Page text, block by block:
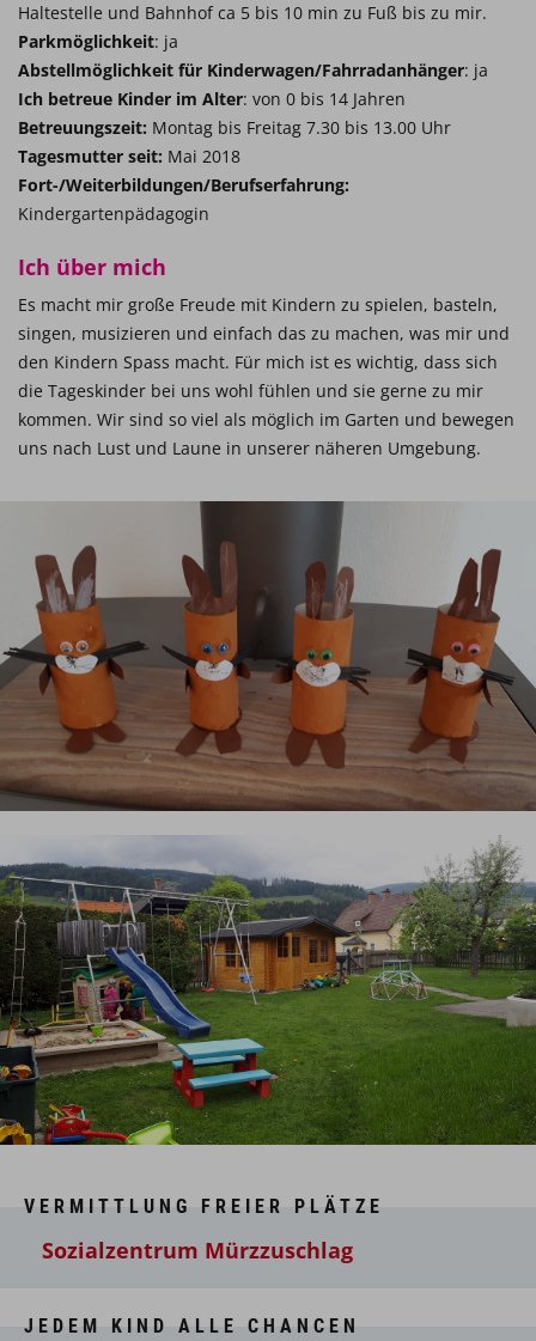
Haltestelle und Bahnhof ca 5 bis 10 min zu Fuß bis zu mir.
Parkmöglichkeit: ja
Abstellmöglichkeit für Kinderwagen/Fahrradanhänger: ja
Ich betreue Kinder im Alter: von 0 bis 14 Jahren
Betreuungszeit: Montag bis Freitag 7.30 bis 13.00 Uhr
Tagesmutter seit: Mai 2018
Fort-/Weiterbildungen/Berufserfahrung:
Kindergartenpädagogin
Ich über mich
Es macht mir große Freude mit Kindern zu spielen, basteln,
singen, musizieren und einfach das zu machen, was mir und
den Kindern Spass macht. Für mich ist es wichtig, dass sich
die Tageskinder bei uns wohl fühlen und sie gerne zu mir
kommen. Wir sind so viel als möglich im Garten und bewegen
uns nach Lust und Laune in unserer näheren Umgebung.
VERMITTLUNG FREIER PLÄTZE
Sozialzentrum Mürzzuschlag
JEDEM KIND ALLE CHANCEN